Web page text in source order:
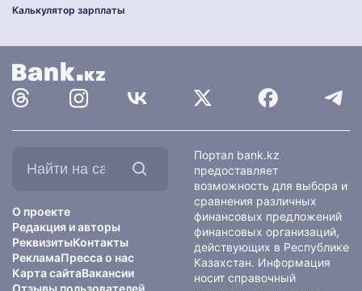
Калькулятор зарплаты
О проекте
Редакция и авторы
РеквизитыКонтакты
РекламаПресса о нас
Карта сайтаВакансии
Портал bank.kz
предоставляет
возможность для выбора и
сравнения различных
финансовых предложений
финансовых организаций,
действующих в Республике
Казахстан. Информация
носит справочный